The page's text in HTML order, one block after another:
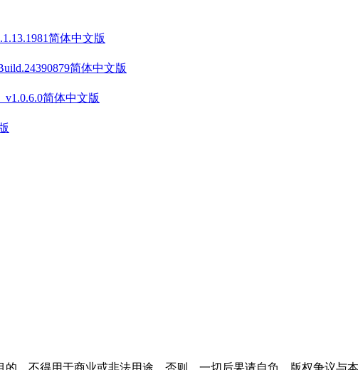
简体中文版
简体中文版
v1.0.6.0简体中文版
，不得用于商业或非法用途，否则，一切后果请自负。版权争议与